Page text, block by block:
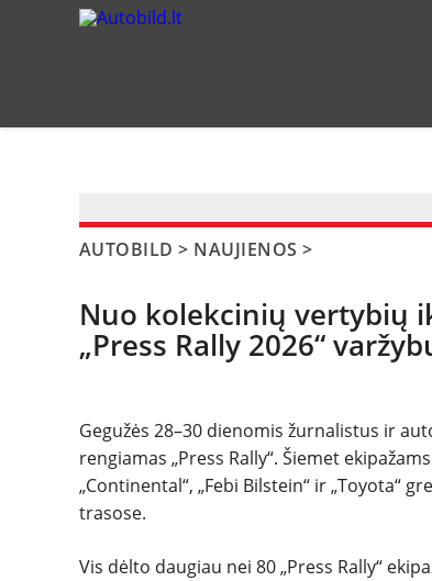
AUTOBILD > NAUJIENOS >
Nuo kolekcinių vertybių
„Press Rally 2026“
Gegužės 28–30 dienomis žurnalistus ir
rengiamas „Press Rally“. Šiemet
„Continental“, „Febi Bilstein“ ir
trasose.
Vis dėlto daugiau nei 80 „Press Rally“